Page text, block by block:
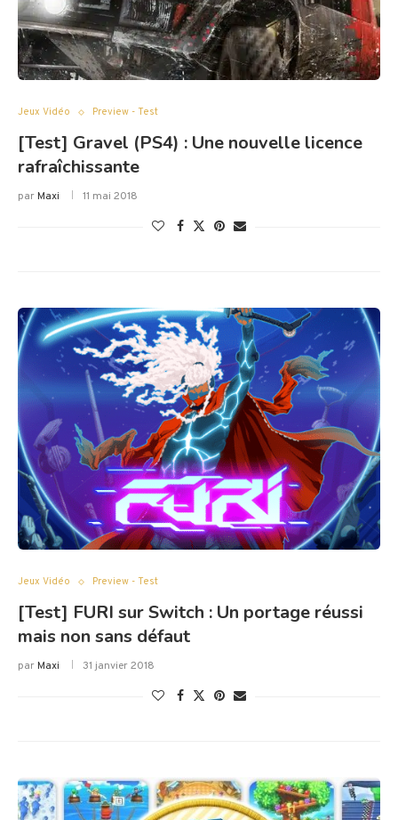
Jeux Vidéo Preview - Test
[Test] Gravel (PS4) : Une nouvelle licence
rafraîchissante
parMaxi 11 mai 2018
Jeux Vidéo Preview - Test
[Test] FURI sur Switch : Un portage réussi
mais non sans défaut
parMaxi 31 janvier 2018